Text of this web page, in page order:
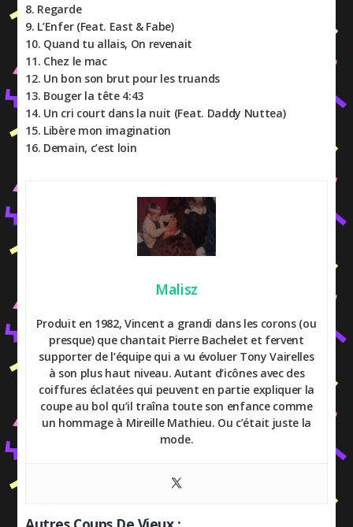
8. Regarde
9. L’Enfer (Feat. East & Fabe)
10. Quand tu allais, On revenait
11. Chez le mac
12. Un bon son brut pour les truands
13. Bouger la tête 4:43
14. Un cri court dans la nuit (Feat. Daddy Nuttea)
15. Libère mon imagination
16. Demain, c’est loin
Malisz
Produit en 1982, Vincent a grandi dans les corons (ou
presque) que chantait Pierre Bachelet et fervent
supporter de l’équipe qui a vu évoluer Tony Vairelles
à son plus haut niveau. Autant d’icônes avec des
coiffures éclatées qui peuvent en partie expliquer la
coupe au bol qu’il traîna toute son enfance comme
un hommage à Mireille Mathieu. Ou c’était juste la
mode.